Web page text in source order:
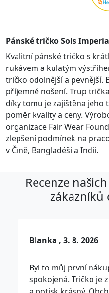
Pánské tričko Sols
Kvalitní pánské tričko s
rukávem a kulatým
tričko odolnější a pevnější.
příjemné nošení. Trup
díky tomu je zajištěna jeho
poměr kvality a ceny.
organizace Fair Wear
zlepšení podmínek na
v Číně, Bangladéši a Indii.
Recenze
zákazníků
Blanka , 3. 8. 2026
Byl to můj první
spokojená. Tričko je